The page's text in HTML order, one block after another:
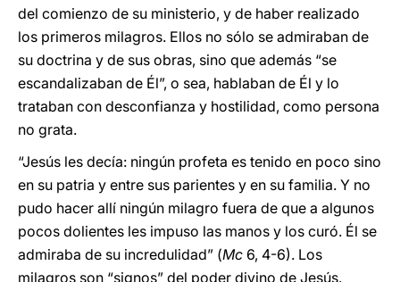
del comienzo de su ministerio, y de haber realizado
los primeros milagros. Ellos no sólo se admiraban de
su doctrina y de sus obras, sino que además “se
escandalizaban de Él”, o sea, hablaban de Él y lo
trataban con desconfianza y hostilidad, como persona
no grata.
“Jesús les decía: ningún profeta es tenido en poco sino
en su patria y entre sus parientes y en su familia. Y no
pudo hacer allí ningún milagro fuera de que a algunos
pocos dolientes les impuso las manos y los curó. Él se
admiraba de su incredulidad” (Mc 6, 4-6). Los
milagros son “signos” del poder divino de Jesús.